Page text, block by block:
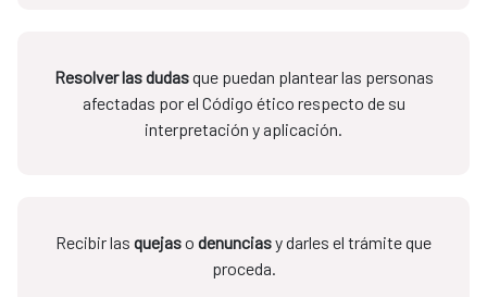
Resolver las dudasque puedan plantear las personas
afectadas por el Código ético respecto de su
interpretación y aplicación.
Recibir las quejaso denunciasy darles el trámite que
proceda.